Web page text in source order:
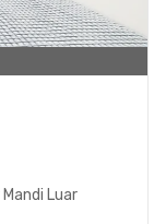
Mandi Luar